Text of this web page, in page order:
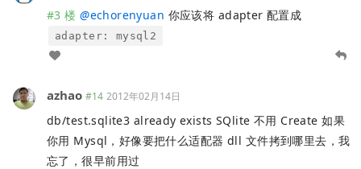
#3 楼 @echorenyuan 你应该将 adapter 配置成
adapter: mysql2
azhao #14 2012年02月14日
db/test.sqlite3 already exists SQlite 不用 Create 如果
你用 Mysql，好像要把什么适配器 dll 文件拷到哪里去，我
忘了，很早前用过